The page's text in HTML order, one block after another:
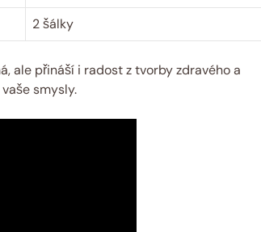
2 šálky
ale přináší i radost z tvorby zdravého a
smysly.